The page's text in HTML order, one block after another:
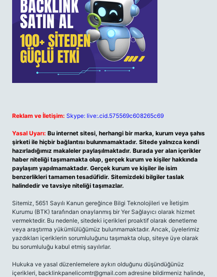
Reklam ve İletişim: Skype: live:.cid.575569c608265c69
Yasal Uyarı: Bu internet sitesi, herhangi bir marka, kurum veya şahıs
şirketi ile hiçbir bağlantısı bulunmamaktadır. Sitede yalnızca kendi
hazırladığımız makaleler paylaşılmaktadır. Burada yer alan içerikler
haber niteliği taşımamakta olup, gerçek kurum ve kişiler hakkında
paylaşım yapılmamaktadır. Gerçek kurum ve kişiler ile isim
benzerlikleri tamamen tesadüfidir. Sitemizdeki bilgiler taslak
halindedir ve tavsiye niteliği taşımazlar.
Sitemiz, 5651 Sayılı Kanun gereğince Bilgi Teknolojileri ve İletişim
Kurumu (BTK) tarafından onaylanmış bir Yer Sağlayıcı olarak hizmet
vermektedir. Bu nedenle, sitedeki içerikleri proaktif olarak denetleme
veya araştırma yükümlülüğümüz bulunmamaktadır. Ancak, üyelerimiz
yazdıkları içeriklerin sorumluluğunu taşımakta olup, siteye üye olarak
bu sorumluluğu kabul etmiş sayılırlar.
Hukuka ve yasal düzenlemelere aykırı olduğunu düşündüğünüz
içerikleri, backlinkpanelicomtr@gmail.com adresine bildirmeniz halinde,